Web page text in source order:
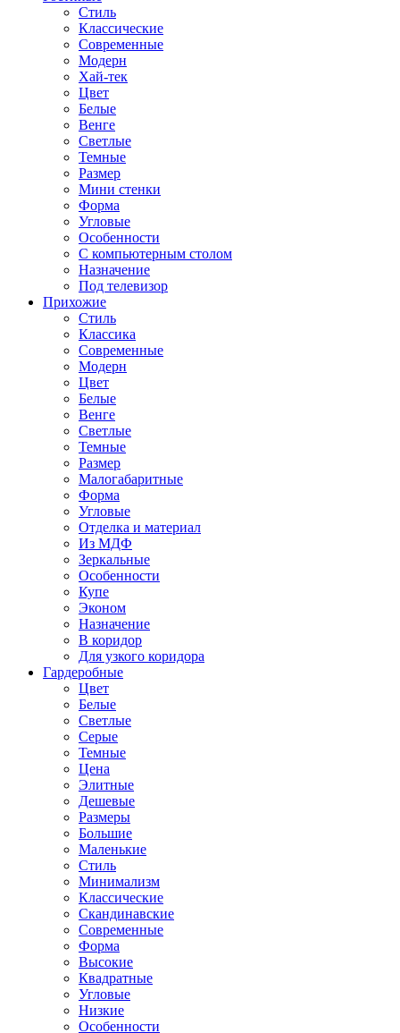
Стиль
Классические
Современные
Модерн
Хай-тек
Цвет
Белые
Венге
Светлые
Темные
Размер
Мини стенки
Форма
Угловые
Особенности
С компьютерным столом
Назначение
Под телевизор
Прихожие
Стиль
Классика
Современные
Модерн
Цвет
Белые
Венге
Светлые
Темные
Размер
Малогабаритные
Форма
Угловые
Отделка и материал
Из МДФ
Зеркальные
Особенности
Купе
Эконом
Назначение
В коридор
Для узкого коридора
Гардеробные
Цвет
Белые
Светлые
Серые
Темные
Цена
Элитные
Дешевые
Размеры
Большие
Маленькие
Стиль
Минимализм
Классические
Скандинавские
Современные
Форма
Высокие
Квадратные
Угловые
Низкие
Особенности